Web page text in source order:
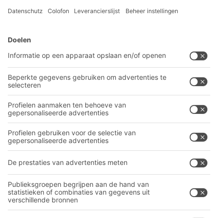
BITO-oplossingen
Intralogistieke oplossingen
Bakken en bakken
Transportsystemen
Onze diensten
BITO PRODUCTCATALOGUS
BITO PROJECTGIDS
Contactformulier
Bedrijf
Over BITO
Ons wereldwijde netwerk
Volg ons